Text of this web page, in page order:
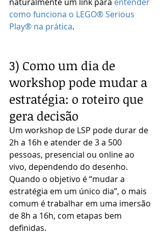
como funciona o LEGO® Serious
Play® na prática.
3) Como um dia de
workshop pode mudar a
estratégia: o roteiro que
gera decisão
Um workshop de LSP pode durar de
2h a 16h e atender de 3 a 500
pessoas, presencial ou online ao
vivo, dependendo do desenho.
Quando o objetivo é “mudar a
estratégia em um único dia”, o mais
comum é trabalhar em uma imersão
de 8h a 16h, com etapas bem
definidas.